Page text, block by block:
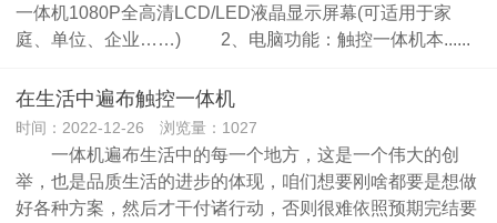
一体机1080P全高清LCD/LED液晶显示屏幕(可适用于家
庭、单位、企业……) 2、电脑功能：触控一体机本......
在生活中遍布触控一体机
时间：2022-12-26 浏览量：1027
一体机遍布生活中的每一个地方，这是一个伟大的创
举，也是品质生活的进步的体现，咱们想要刚啥都要是想做
好各种方案，然后才干付诸行动，否则很难依照预期完结要